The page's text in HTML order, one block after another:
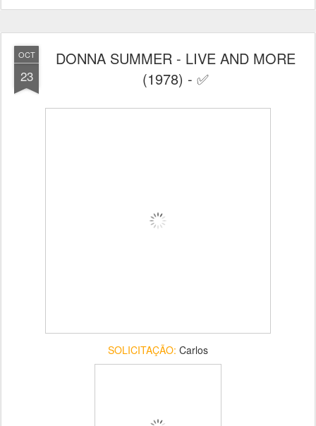
OCT
23
DONNA SUMMER - LIVE AND MORE
(1978) - ✅
SOLICITAÇÃO: Carlos